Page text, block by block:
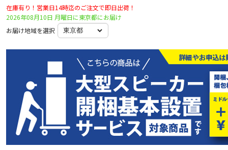
在庫有り！営業日14時迄のご注文で即日出荷！
2026年08月10日 月曜日に東京都にお届け
お届け地域を選択